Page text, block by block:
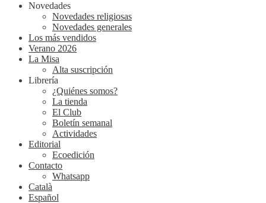
Novedades
Novedades religiosas
Novedades generales
Los más vendidos
Verano 2026
La Misa
Alta suscripción
Librería
¿Quiénes somos?
La tienda
El Club
Boletín semanal
Actividades
Editorial
Ecoedición
Contacto
Whatsapp
Català
Español